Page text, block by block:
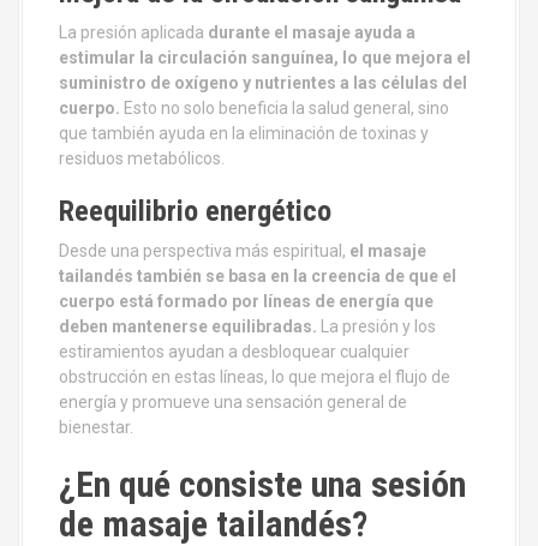
La presión aplicada durante el masaje ayuda a
estimular la circulación sanguínea, lo que mejora el
suministro de oxígeno y nutrientes a las células del
cuerpo. Esto no solo beneficia la salud general, sino
que también ayuda en la eliminación de toxinas y
residuos metabólicos.
Reequilibrio energético
Desde una perspectiva más espiritual, el masaje
tailandés también se basa en la creencia de que el
cuerpo está formado por líneas de energía que
deben mantenerse equilibradas. La presión y los
estiramientos ayudan a desbloquear cualquier
obstrucción en estas líneas, lo que mejora el flujo de
energía y promueve una sensación general de
bienestar.
¿En qué consiste una sesión
de masaje tailandés?